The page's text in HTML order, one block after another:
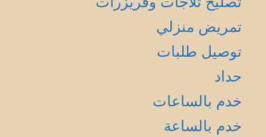
تمريض منزلي
توصيل طلبات
حداد
خدم بالساعات
خدم بالساعة